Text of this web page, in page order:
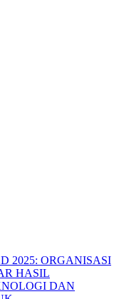
2025: ORGANISASI
HASIL
DAN